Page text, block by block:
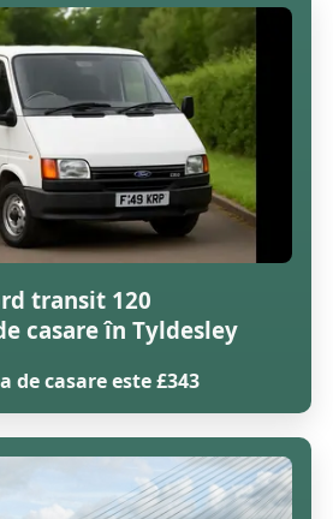
transit 120
casare în Tyldesley
de casare este £343